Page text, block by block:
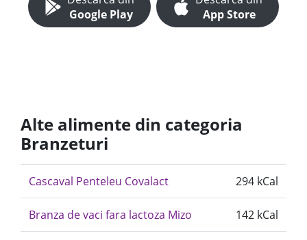
Google Play
App Store
Alte alimente din categoria
Branzeturi
Cascaval Penteleu Covalact 294 kCal
Branza de vaci fara lactoza Mizo 142 kCal